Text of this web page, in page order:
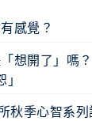
感覺？
想開了」嗎
秋季心智系列